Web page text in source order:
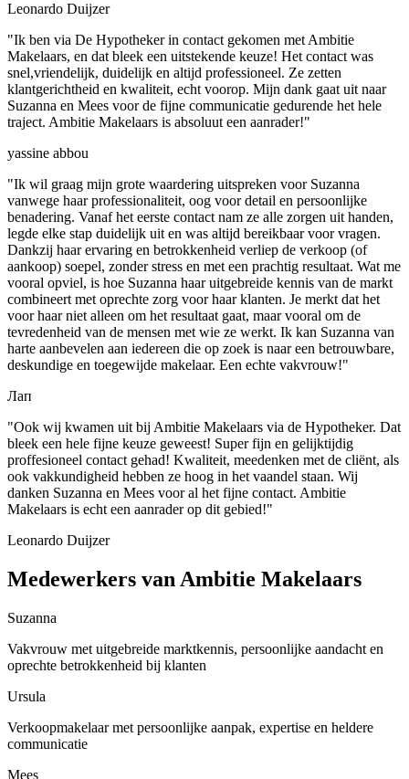
Leonardo Duijzer
"Ik ben via De Hypotheker in contact gekomen met Ambitie
Makelaars, en dat bleek een uitstekende keuze! Het contact was
snel,vriendelijk, duidelijk en altijd professioneel. Ze zetten
klantgerichtheid en kwaliteit, echt voorop. Mijn dank gaat uit naar
Suzanna en Mees voor de fijne communicatie gedurende het hele
traject. Ambitie Makelaars is absoluut een aanrader!"
yassine abbou
"Ik wil graag mijn grote waardering uitspreken voor Suzanna
vanwege haar professionaliteit, oog voor detail en persoonlijke
benadering. Vanaf het eerste contact nam ze alle zorgen uit handen,
legde elke stap duidelijk uit en was altijd bereikbaar voor vragen.
Dankzij haar ervaring en betrokkenheid verliep de verkoop (of
aankoop) soepel, zonder stress en met een prachtig resultaat. Wat me
vooral opviel, is hoe Suzanna haar uitgebreide kennis van de markt
combineert met oprechte zorg voor haar klanten. Je merkt dat het
voor haar niet alleen om het resultaat gaat, maar vooral om de
tevredenheid van de mensen met wie ze werkt. Ik kan Suzanna van
harte aanbevelen aan iedereen die op zoek is naar een betrouwbare,
deskundige en toegewijde makelaar. Een echte vakvrouw!"
Лап
"Ook wij kwamen uit bij Ambitie Makelaars via de Hypotheker. Dat
bleek een hele fijne keuze geweest! Super fijn en gelijktijdig
proffesioneel contact gehad! Kwaliteit, meedenken met de cliënt, als
ook vakkundigheid hebben ze hoog in het vaandel staan. Wij
danken Suzanna en Mees voor al het fijne contact. Ambitie
Makelaars is echt een aanrader op dit gebied!"
Leonardo Duijzer
Medewerkers van Ambitie Makelaars
Suzanna
Vakvrouw met uitgebreide marktkennis, persoonlijke aandacht en
oprechte betrokkenheid bij klanten
Ursula
Verkoopmakelaar met persoonlijke aanpak, expertise en heldere
communicatie
Mees